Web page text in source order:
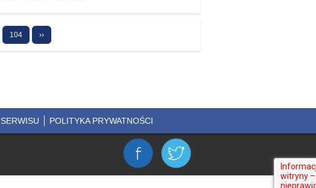
104 ››
POLITYKA PRYWATNOŚCI